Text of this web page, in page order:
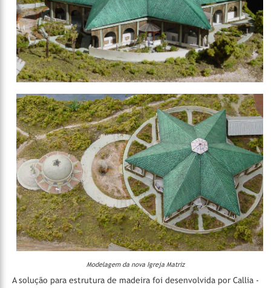
Modelagem da nova Igreja Matriz
A solução para estrutura de madeira foi desenvolvida por Callia -